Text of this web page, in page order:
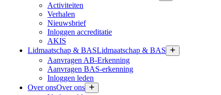
Activiteiten
Verhalen
Nieuwsbrief
Inloggen accreditatie
AKIS
Lidmaatschap & BASLidmaatschap & BAS
Aanvragen AB-Erkenning
Aanvragen BAS-erkenning
Inloggen leden
Over onsOver ons